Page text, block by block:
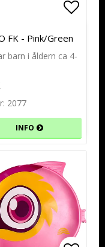
i favoritlistan
i favoritlistan
FK - Pink/Green
barn i åldern ca 4-
2077
INFO